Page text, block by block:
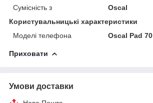
Сумісність з
Oscal
Користувальницькі характеристики
Моделі телефона
Oscal Pad 70
Приховати
Умови доставки